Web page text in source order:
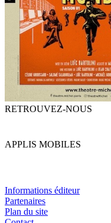
RETROUVEZ-NOUS
APPLIS MOBILES
Informations éditeur
Partenaires
Plan du site